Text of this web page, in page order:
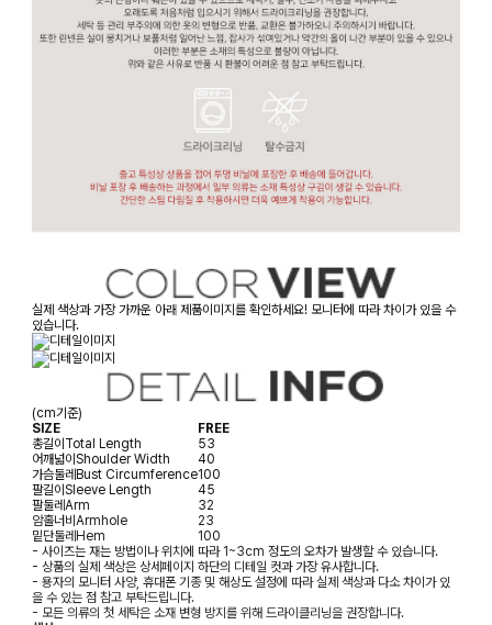
실제 색상과 가장 가까운 아래 제품이미지를 확인하세요! 모니터에 따라 차이가 있을 수
있습니다.
(cm기준)
SIZE
FREE
총길이 Total Length
53
어깨넓이 Shoulder Width
40
가슴둘레 Bust Circumference100
팔길이 Sleeve Length
45
팔둘레 Arm
32
암홀너비 Armhole
23
밑단둘레 Hem
100
- 사이즈는 재는 방법이나 위치에 따라 1~3cm 정도의 오차가 발생할 수 있습니다.
- 상품의 실제 색상은 상세페이지 하단의 디테일 컷과 가장 유사합니다.
- 용자의 모니터 사양, 휴대폰 기종 및 해상도 설정에 따라 실제 색상과 다소 차이가 있
을 수 있는 점 참고 부탁드립니다.
- 모든 의류의 첫 세탁은 소재 변형 방지를 위해 드라이클리닝을 권장합니다.